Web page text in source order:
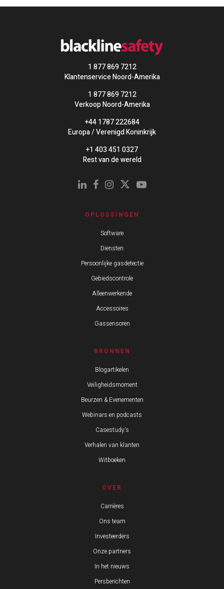
1 877 869 7212
Klantenservice Noord-Amerika
1 877 869 7212
Verkoop Noord-Amerika
+44 1787 222684
Europa / Verenigd Koninkrijk
+1 403 451 0327
Rest van de wereld
OPLOSSINGEN
Software
Diensten
Persoonlijke gasdetectie
Gebiedscontrole
Alleenwerkende
Accessoires
Gassensoren
BRONNEN
Blogartikelen
Veiligheidsmoment
Beurzen & Evenementen
Webinars en podcasts
Casestudy's
Verhalen van klanten
Witboeken
OVER
Carrières
Ons team
Investeerders
Onze partners
In het nieuws
Persberichten